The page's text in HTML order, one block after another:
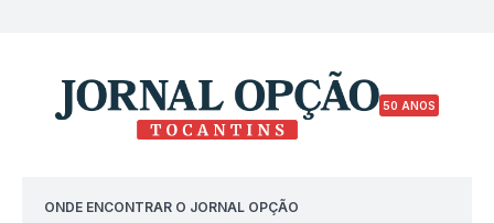
50 ANOS
ONDE ENCONTRAR O JORNAL OPÇÃO